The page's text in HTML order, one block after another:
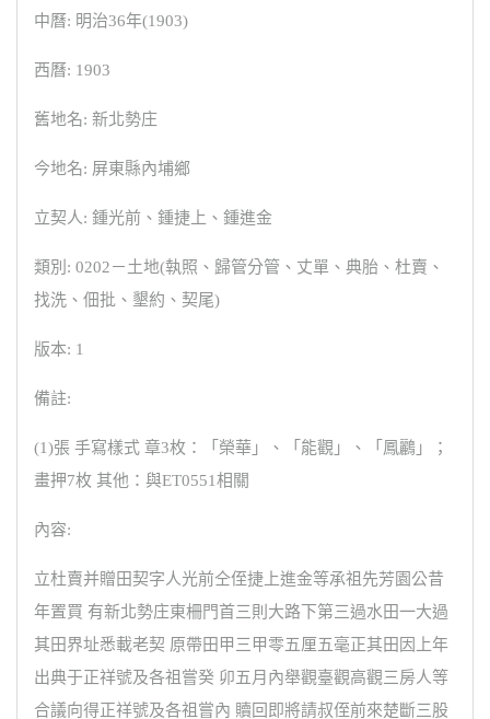
中曆: 明治36年(1903)
西曆: 1903
舊地名: 新北勢庄
今地名: 屏東縣內埔鄉
立契人: 鍾光前、鍾捷上、鍾進金
類別: 0202－土地(執照、歸管分管、丈單、典胎、杜賣、
找洗、佃批、墾約、契尾)
版本: 1
備註:
(1)張 手寫樣式 章3枚：「榮華」、「能觀」、「鳳鸝」；
畫押7枚 其他：與ET0551相關
內容:
立杜賣并贈田契字人光前仝侄捷上進金等承祖先芳園公昔
年置買 有新北勢庄東柵門首三則大路下第三過水田一大過
其田界址悉載老契 原帶田甲三甲零五厘五毫正其田因上年
出典于正祥號及各祖嘗癸 卯五月內舉觀臺觀高觀三房人等
合議向得正祥號及各祖嘗內 贖回即將請叔侄前來楚斷三股